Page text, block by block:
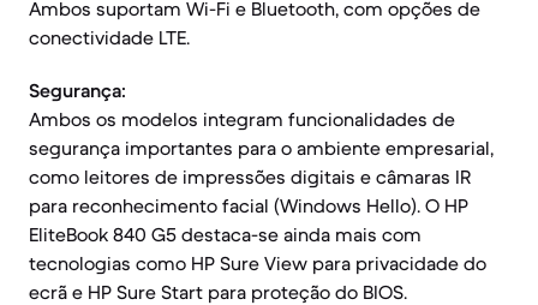
Ambos suportam Wi-Fi e Bluetooth, com opções de
conectividade LTE.
Segurança:
Ambos os modelos integram funcionalidades de
segurança importantes para o ambiente empresarial,
como leitores de impressões digitais e câmaras IR
para reconhecimento facial (Windows Hello). O HP
EliteBook 840 G5 destaca-se ainda mais com
tecnologias como HP Sure View para privacidade do
ecrã e HP Sure Start para proteção do BIOS.